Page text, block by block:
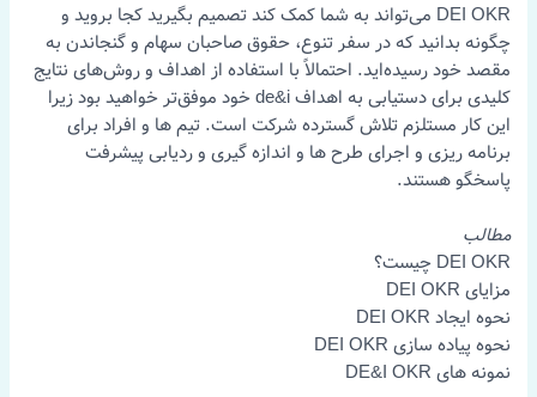
DEI OKR می‌تواند به شما کمک کند تصمیم بگیرید کجا بروید و
چگونه بدانید که در سفر تنوع، حقوق صاحبان سهام و گنجاندن به
مقصد خود رسیده‌اید. احتمالاً با استفاده از اهداف و روش‌های نتایج
کلیدی برای دستیابی به اهداف de&i خود موفق‌تر خواهید بود زیرا
این کار مستلزم تلاش گسترده شرکت است. تیم ها و افراد برای
برنامه ریزی و اجرای طرح ها و اندازه گیری و ردیابی پیشرفت
پاسخگو هستند.
مطالب
DEI OKR چیست؟
مزایای DEI OKR
نحوه ایجاد DEI OKR
نحوه پیاده سازی DEI OKR
نمونه های DE&I OKR